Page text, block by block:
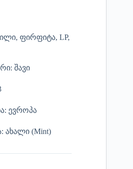
ფირფიტა, LP,
შავი
ევროპა
ახალი (Mint)